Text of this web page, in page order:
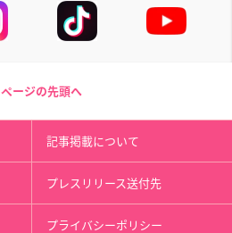
ページの先頭へ
記事掲載について
プレスリリース送付先
プライバシーポリシー